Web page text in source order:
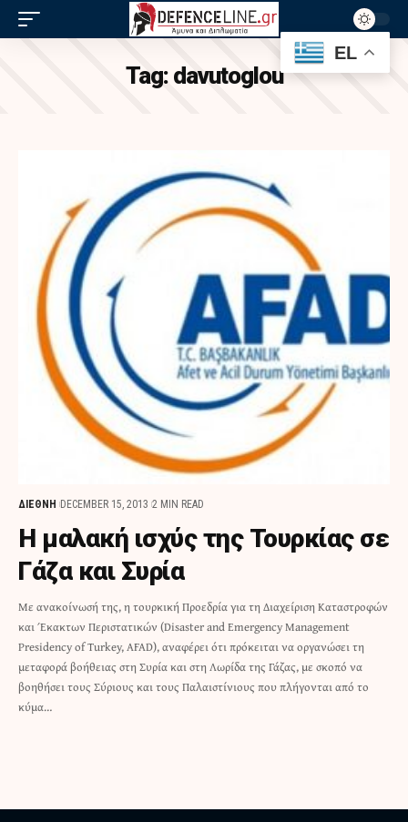
Tag: davutoglou
ΔΙΕΘΝΗ DECEMBER 15, 2013 2 MIN READ
Η μαλακή ισχύς της Τουρκίας σε
Γάζα και Συρία
Με ανακοίνωσή της, η τουρκική Προεδρία για τη Διαχείριση Καταστροφών
και Έκακτων Περιστατικών (Disaster and Emergency Management
Presidency of Turkey, AFAD), αναφέρει ότι πρόκειται να οργανώσει τη
μεταφορά βοήθειας στη Συρία και στη Λωρίδα της Γάζας, με σκοπό να
βοηθήσει τους Σύριους και τους Παλαιστίνιους που πλήγονται από το
κύμα…
EL